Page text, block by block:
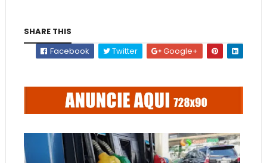
SHARE THIS
Facebook
Twitter Google+